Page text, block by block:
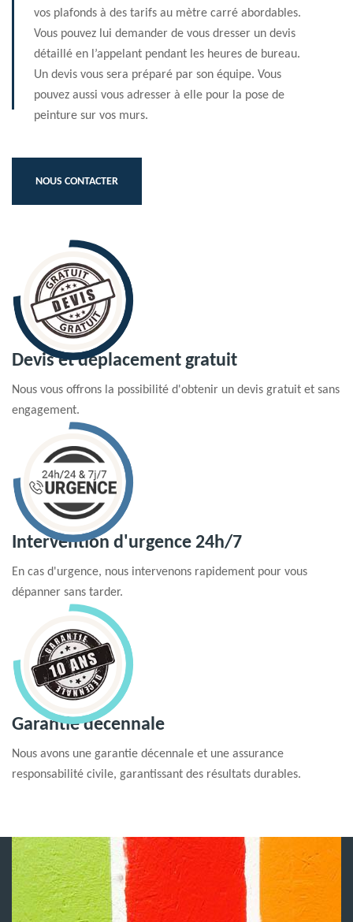
vos plafonds à des tarifs au mètre carré abordables.
Vous pouvez lui demander de vous dresser un devis
détaillé en l’appelant pendant les heures de bureau.
Un devis vous sera préparé par son équipe. Vous
pouvez aussi vous adresser à elle pour la pose de
peinture sur vos murs.
NOUS CONTACTER
Devis et déplacement gratuit
Nous vous offrons la possibilité d'obtenir un devis gratuit et sans
engagement.
Intervention d'urgence 24h/7
En cas d'urgence, nous intervenons rapidement pour vous
dépanner sans tarder.
Garantie decennale
Nous avons une garantie décennale et une assurance
responsabilité civile, garantissant des résultats durables.